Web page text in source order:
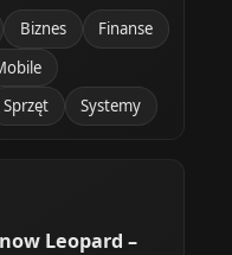
Biznes
Finanse
Sprzęt Systemy
Leopard –